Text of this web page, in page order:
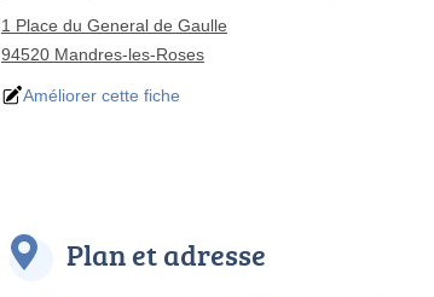
1 Place du General de Gaulle
94520 Mandres-les-Roses
Améliorer cette fiche
Plan et adresse